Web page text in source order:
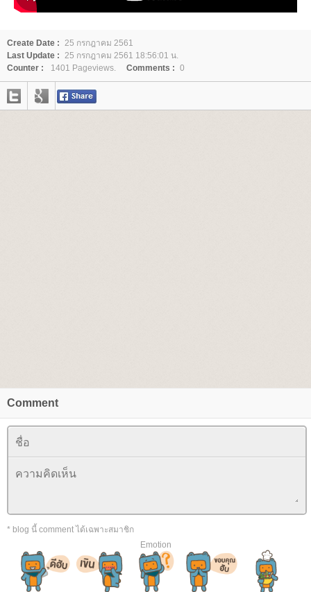
Create Date : 25 กรกฎาคม 2561
Last Update : 25 กรกฎาคม 2561 18:56:01 น.
Counter :
1401 Pageviews. Comments : 0
Comment
* blog นี้ comment ได้เฉพาะสมาชิก
Emotion